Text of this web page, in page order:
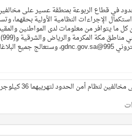
الإجراءات النظامية الأولية بحقهما،
كل ما يتوافر من معلومات لدى المواطنين